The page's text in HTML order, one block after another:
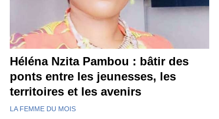
Héléna Nzita Pambou : bâtir des
ponts entre les jeunesses, les
territoires et les avenirs
LA FEMME DU MOIS